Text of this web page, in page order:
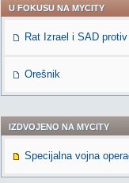
U FOKUSU NA MYCITY
Rat Izrael i SAD
Orešnik
IZDVOJENO NA MYCITY
Specijalna vojna